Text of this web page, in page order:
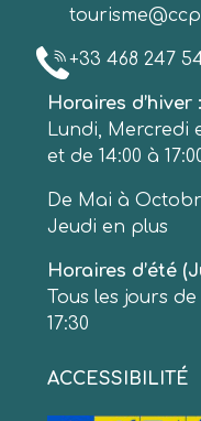
+33 468 247
Horaires d’hiver :
Lundi, Mercredi
et de 14:00 à
De Mai à
Jeudi en plus
Horaires d’été
Tous les jours de
17:30
ACCESSIBILITÉ